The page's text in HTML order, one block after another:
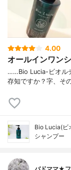
4.00
オールインワン
……⁡Bio Lucia⁡⁡-ビオル
存知ですか？⁡⁡⁡⁡字、そ
Bio Lucia(ビ
シャンプー